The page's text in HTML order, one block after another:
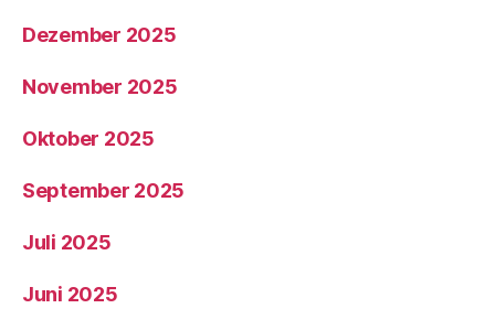
Dezember 2025
November 2025
Oktober 2025
September 2025
Juli 2025
Juni 2025